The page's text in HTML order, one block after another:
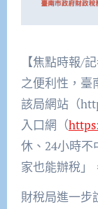
【焦點時報/
之便利性，臺
該局網站（
入口網（
休、24小時不
家也能辦稅」
財稅局進一步